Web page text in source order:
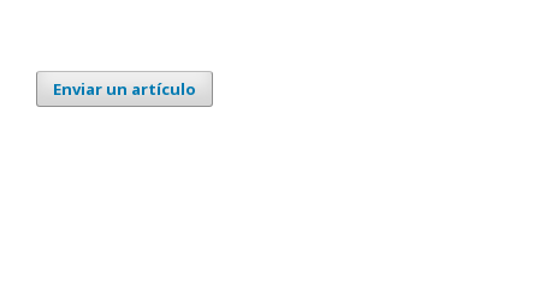
Enviar un artículo